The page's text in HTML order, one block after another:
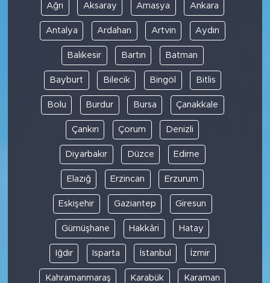
Ağrı Aksaray Amasya Ankara
Antalya Ardahan Artvin Aydın
Balıkesir Bartın Batman
Bayburt Bilecik Bingöl Bitlis
Bolu Burdur Bursa Çanakkale
Çankırı Çorum Denizli
Diyarbakır Düzce Edirne
Elazığ Erzincan Erzurum
Eskişehir Gaziantep Giresun
Gümüşhane Hakkâri Hatay
Iğdır Isparta İstanbul İzmir
Kahramanmaraş Karabük Karaman